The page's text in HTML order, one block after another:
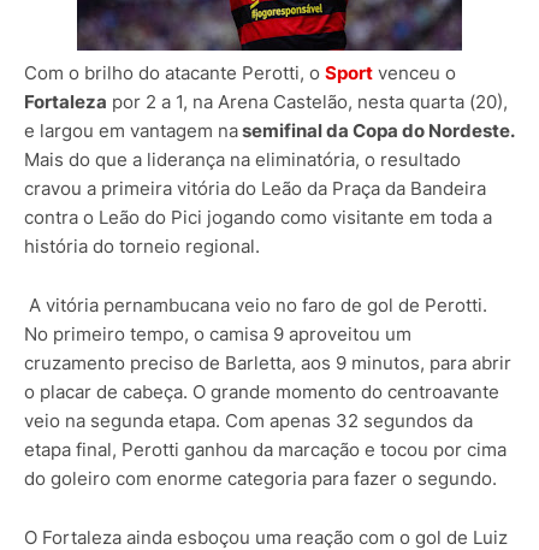
Com o brilho do atacante Perotti, o Sport venceu o
Fortaleza por 2 a 1, na Arena Castelão, nesta quarta (20),
e largou em vantagem nasemifinal da Copa do Nordeste.
Mais do que a liderança na eliminatória, o resultado
cravou a primeira vitória do Leão da Praça da Bandeira
contra o Leão do Pici jogando como visitante em toda a
história do torneio regional.
A vitória pernambucana veio no faro de gol de Perotti.
No primeiro tempo, o camisa 9 aproveitou um
cruzamento preciso de Barletta, aos 9 minutos, para abrir
o placar de cabeça. O grande momento do centroavante
veio na segunda etapa. Com apenas 32 segundos da
etapa final, Perotti ganhou da marcação e tocou por cima
do goleiro com enorme categoria para fazer o segundo.
O Fortaleza ainda esboçou uma reação com o gol de Luiz